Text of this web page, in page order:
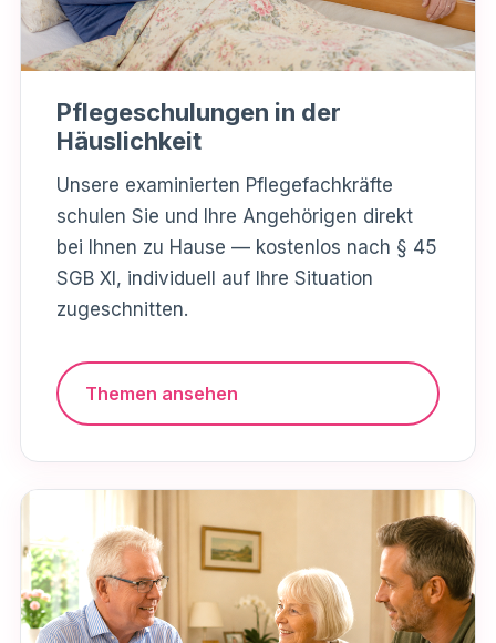
Pflegeschulungen in der
Häuslichkeit
Unsere examinierten Pflegefachkräfte
schulen Sie und Ihre Angehörigen direkt
bei Ihnen zu Hause — kostenlos nach § 45
SGB XI, individuell auf Ihre Situation
zugeschnitten.
Themen ansehen